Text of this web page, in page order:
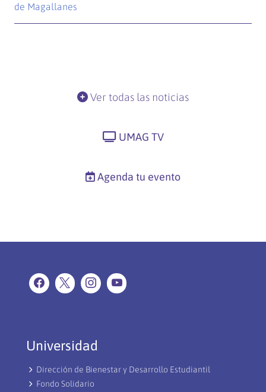
de Magallanes
Ver todas las noticias
UMAG TV
Agenda tu evento
Universidad
Dirección de Bienestar y Desarrollo Estudiantil
Fondo Solidario